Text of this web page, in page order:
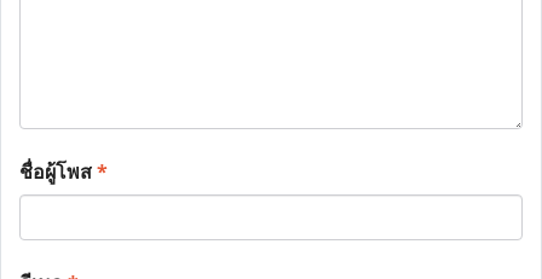
ชื่อผู้โพส*